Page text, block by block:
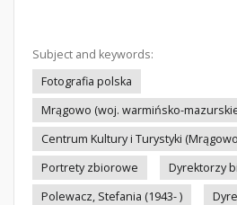
Subject and keywords:
Fotografia polska
Mrągowo (woj. warmińsko-
Centrum Kultury i Turystyki
Portrety zbiorowe
Dyrektorzy
Polewacz, Stefania (1943- )